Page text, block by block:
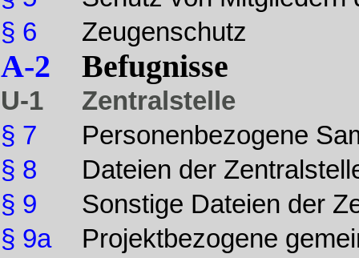
§ 6
A-2
U-1
§ 7
§ 8
§ 9
§ 9a
Zeugenschutz
Befugnisse
Zentralstelle
Personenbezogene
Dateien der
Sonstige Dateien der
Projektbezogene